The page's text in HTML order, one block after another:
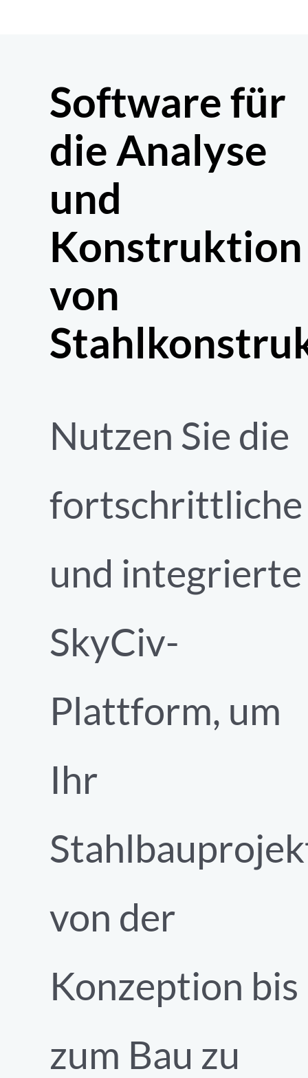
Software für
die Analyse
und
Konstruktion
von
Nutzen Sie die
fortschrittliche
und integrierte
SkyCiv-
Plattform, um
Ihr
von der
Konzeption bis
zum Bau zu